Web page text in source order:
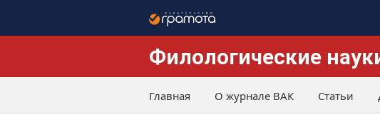
Филологические
Главная О журнале ВАК Статьи